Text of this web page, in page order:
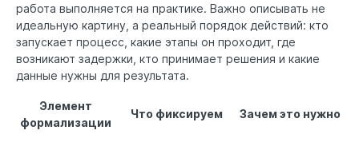
работа выполняется на практике. Важно описывать не
идеальную картину, а реальный порядок действий: кто
запускает процесс, какие этапы он проходит, где
возникают задержки, кто принимает решения и какие
данные нужны для результата.
Элемент
формализации
Что фиксируем Зачем это нужно